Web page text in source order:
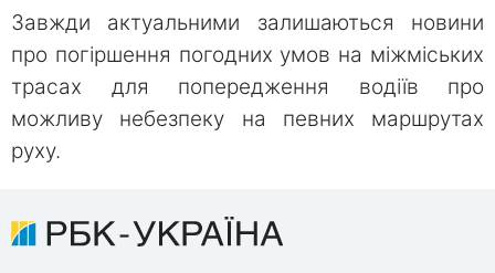
Завжди актуальними залишаються новини
про погіршення погодних умов на міжміських
трасах для попередження водіїв про
можливу небезпеку на певних маршрутах
руху.